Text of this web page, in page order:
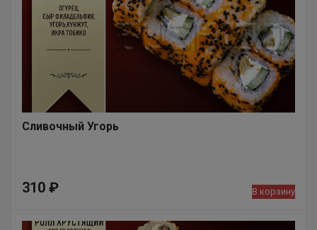
Сливочный Угорь
310 ₽ В корзину